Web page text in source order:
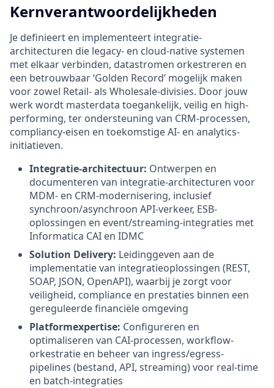
Kernverantwoordelijkheden
Je definieert en implementeert integratie-
architecturen die legacy- en cloud-native systemen
met elkaar verbinden, datastromen orkestreren en
een betrouwbaar ‘Golden Record’ mogelijk maken
voor zowel Retail- als Wholesale-divisies. Door jouw
werk wordt masterdata toegankelijk, veilig en high-
performing, ter ondersteuning van CRM-processen,
compliancy-eisen en toekomstige AI- en analytics-
initiatieven.
Integratie-architectuur: Ontwerpen en
documenteren van integratie-architecturen voor
MDM- en CRM-modernisering, inclusief
synchroon/asynchroon API-verkeer, ESB-
oplossingen en event/streaming-integraties met
Informatica CAI en IDMC
Solution Delivery: Leidinggeven aan de
implementatie van integratieoplossingen (REST,
SOAP, JSON, OpenAPI), waarbij je zorgt voor
veiligheid, compliance en prestaties binnen een
gereguleerde financiële omgeving
Platformexpertise: Configureren en
optimaliseren van CAI-processen, workflow-
orkestratie en beheer van ingress/egress-
pipelines (bestand, API, streaming) voor real-time
en batch-integraties